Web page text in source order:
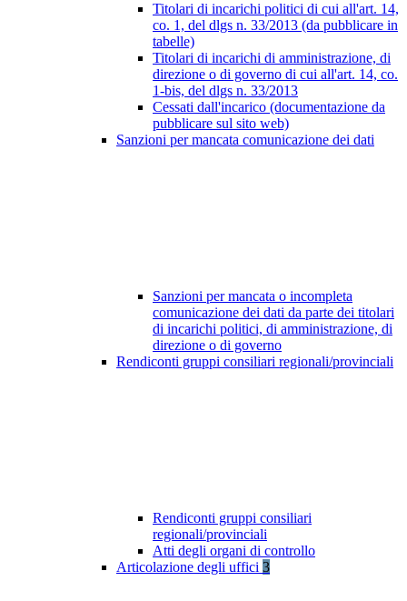
Titolari di incarichi politici di cui all'art. 14,
co. 1, del dlgs n. 33/2013 (da pubblicare in
tabelle)
Titolari di incarichi di amministrazione, di
direzione o di governo di cui all'art. 14, co.
1-bis, del dlgs n. 33/2013
Cessati dall'incarico (documentazione da
pubblicare sul sito web)
Sanzioni per mancata comunicazione dei dati
Sanzioni per mancata o incompleta
comunicazione dei dati da parte dei titolari
di incarichi politici, di amministrazione, di
direzione o di governo
Rendiconti gruppi consiliari regionali/provinciali
Rendiconti gruppi consiliari
regionali/provinciali
Atti degli organi di controllo
Articolazione degli uffici 3